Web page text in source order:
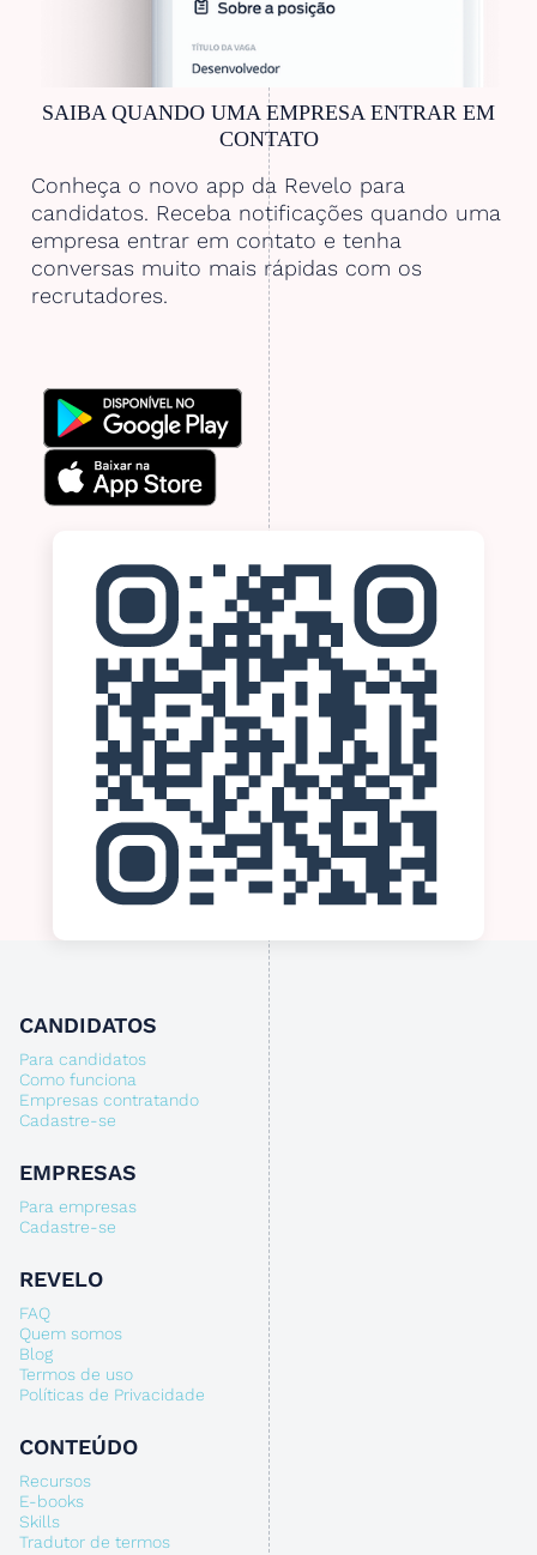
SAIBA QUANDO UMA EMPRESA ENTRAR EM
CONTATO
Conheça o novo app da Revelo para
candidatos. Receba notificações quando uma
empresa entrar em contato e tenha
conversas muito mais rápidas com os
recrutadores.
CANDIDATOS
Para candidatos
Como funciona
Empresas contratando
Cadastre-se
EMPRESAS
Para empresas
Cadastre-se
REVELO
FAQ
Quem somos
Blog
Termos de uso
Políticas de Privacidade
CONTEÚDO
Recursos
E-books
Skills
Tradutor de termos